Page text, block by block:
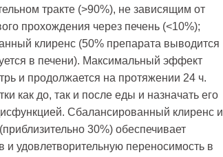
тракте (>90%), не зависящим от
прохождения через печень (<10%);
клиренс (50% препарата выводится
в печени). Максимальный эффект
и продолжается на протяжении 24 ч.
как до, так и после еды и назначать его
Сбалансированный клиренс и
30%) обеспечивает
и удовлетворительную переносимость в